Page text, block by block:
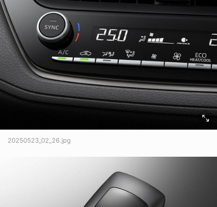
20250523_02_26.jpg